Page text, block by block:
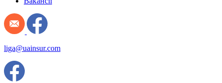
liga@uainsur.com